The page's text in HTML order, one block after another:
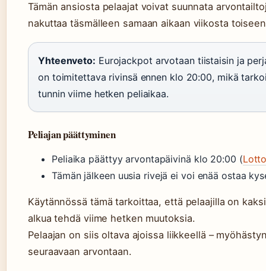
Tämän ansiosta pelaajat voivat suunnata
nakuttaa täsmälleen samaan aikaan viikosta
Yhteenveto: Eurojackpot arvotaan tiistaisin ja
on toimitettava rivinsä ennen klo 20:00, mikä
tunnin viime hetken peliaikaa.
Peliajan päättyminen
Peliaika päättyy arvontapäivinä klo 20:00 (
Tämän jälkeen uusia rivejä ei voi enää ostaa
Käytännössä tämä tarkoittaa, että pelaajilla on
alkua tehdä viime hetken muutoksia.
Pelaajan on siis oltava ajoissa liikkeellä –
seuraavaan arvontaan.